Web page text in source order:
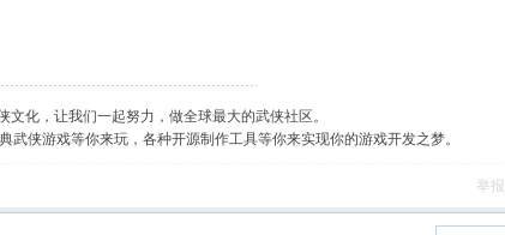
文化，让我们一起努力，做全球最大的武侠社区。
侠游戏等你来玩，各种开源制作工具等你来实现你的游戏开发之梦。
举报